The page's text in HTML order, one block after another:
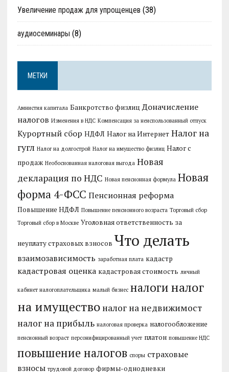
Увеличение продаж для упрощенцев (38)
аудиосеминары (8)
МЕТКИ
Амнистия капитала Банкротство физлиц Доначисление
налогов Изменения в НДС Компенсация за неиспользованный отпуск
Курортный сбор НДФЛ Налог на Интернет Налог на
гугл Налог на долгострой Налог на имущество физлиц Налог с
продаж Необоснованная налоговая выгода Новая
декларация по НДС Новая пенсионная формула Новая
форма 4-ФСС Пенсионная реформа
Повышение НДФЛ Повышение пенсионного возраста Торговый сбор
Торговый сбор в Москве Уголовная ответственность за
неуплату страховых взносов Что делать
взаимозависимость заработная плата кадастр
кадастровая оценка кадастровая стоимость личный
кабинет налогоплательщика малый бизнес налоги налог
на имущество налог на недвижимост
налог на прибыль налоговая проверка налогообложение
пенсионный возраст персонифицированный учет платон повышение НДС
повышение налогов споры страховые
взносы трудовой договор фирмы-однодневки